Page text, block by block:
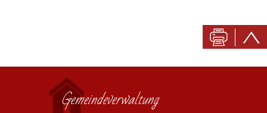
Gemeindeverwaltung